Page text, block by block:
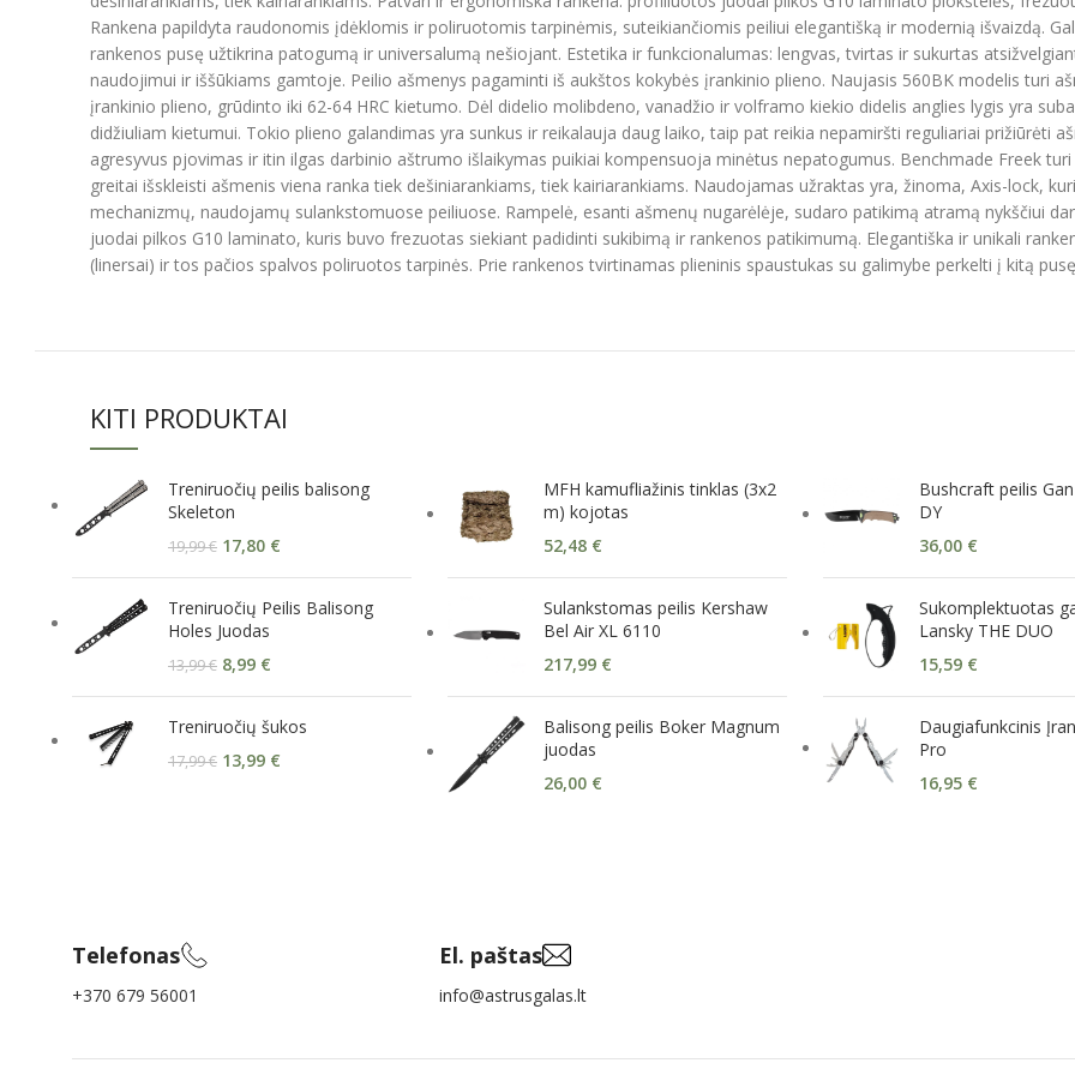
Rankena papildyta raudonomis įdėklomis ir poliruotomis tarpinėmis, suteikiančiomis peiliui elegantišką ir modernią išvaizdą.
rankenos pusę užtikrina patogumą ir universalumą nešiojant. Estetika ir funkcionalumas: lengvas, tvirtas ir sukurtas
naudojimui ir iššūkiams gamtoje. Peilio ašmenys pagaminti iš aukštos kokybės įrankinio plieno. Naujasis 560BK modelis turi
įrankinio plieno, grūdinto iki 62-64 HRC kietumo. Dėl didelio molibdeno, vanadžio ir volframo kiekio didelis anglies lygis yra
didžiuliam kietumui. Tokio plieno galandimas yra sunkus ir reikalauja daug laiko, taip pat reikia nepamiršti reguliariai prižiūrėti
agresyvus pjovimas ir itin ilgas darbinio aštrumo išlaikymas puikiai kompensuoja minėtus nepatogumus. Benchmade Freek
greitai išskleisti ašmenis viena ranka tiek dešiniarankiams, tiek kairiarankiams. Naudojamas užraktas yra, žinoma, Axis-lock,
mechanizmų, naudojamų sulankstomuose peiliuose. Rampelė, esanti ašmenų nugarėlėje, sudaro patikimą atramą nykščiui
juodai pilkos G10 laminato, kuris buvo frezuotas siekiant padidinti sukibimą ir rankenos patikimumą. Elegantiška ir unikali
(linersai) ir tos pačios spalvos poliruotos tarpinės. Prie rankenos tvirtinamas plieninis spaustukas su galimybe perkelti į kitą
KITI PRODUKTAI
Treniruočių peilis balisong
Skeleton
19,99€ 17,80 €
Treniruočių Peilis Balisong
Holes Juodas
13,99€ 8,99 €
Treniruočių šukos
17,99€ 13,99 €
MFH kamufliažinis tinklas (3x2
m) kojotas
52,48 €
Sulankstomas peilis Kershaw
Bel Air XL 6110
217,99 €
Balisong peilis Boker Magnum
juodas
26,00 €
Bushcraft peilis
DY
36,00 €
Sukomplektuotas
Lansky THE DUO
15,59 €
Daugiafunkcinis
Pro
16,95 €
Telefonas
+370 679 56001
El. paštas
info@astrusgalas.lt